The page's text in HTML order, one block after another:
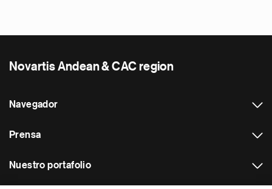
Novartis Andean & CAC region
Navegador
Prensa
Nuestro portafolio